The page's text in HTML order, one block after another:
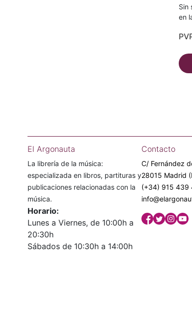
Sin
en
El Argonauta
La librería de la música:
especializada en libros, partituras y
publicaciones relacionadas con la
música.
Horario:
Lunes a Viernes, de 10:00h a
20:30h
Sábados de 10:30h a 14:00h
Contacto
C/ Fernández
28015 Madrid
(+34) 915 439